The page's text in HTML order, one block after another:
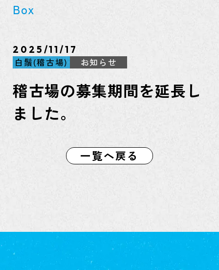
Box
2025/11/17
白鬚(稽古場)
お知らせ
稽古場の募集期間を延長し
ました。
一覧へ戻る